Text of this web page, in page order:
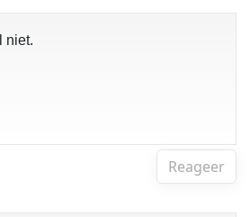
niet.
Reageer